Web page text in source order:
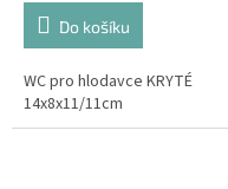
Do košíku
WC pro hlodavce KRYTÉ
14x8x11/11cm